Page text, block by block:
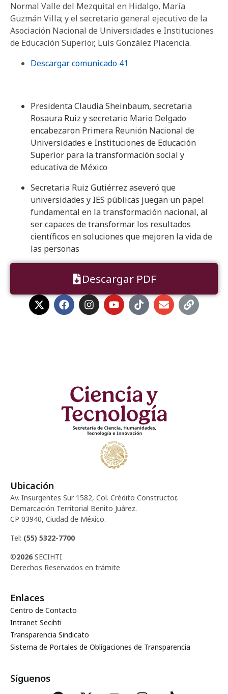
Normal Valle del Mezquital en Hidalgo, María
Guzmán Villa; y el secretario general ejecutivo de la
Asociación Nacional de Universidades e Instituciones
de Educación Superior, Luis González Placencia.
Descargar comunicado 41
Presidenta Claudia Sheinbaum, secretaria
Rosaura Ruiz y secretario Mario Delgado
encabezaron Primera Reunión Nacional de
Universidades e Instituciones de Educación
Superior para la transformación social y
educativa de México
Secretaria Ruiz Gutiérrez aseveró que
universidades y IES públicas juegan un papel
fundamental en la transformación nacional, al
ser capaces de transformar los resultados
científicos en soluciones que mejoren la vida de
las personas
Descargar PDF
Ubicación
Av. Insurgentes Sur 1582, Col. Crédito Constructor,
Demarcación Territorial Benito Juárez.
CP 03940, Ciudad de México.
Tel: (55) 5322-7700
©2026 SECIHTI
Derechos Reservados en trámite
Enlaces
Centro de Contacto
Intranet Secihti
Transparencia Sindicato
Sistema de Portales de Obligaciones de Transparencia
Síguenos